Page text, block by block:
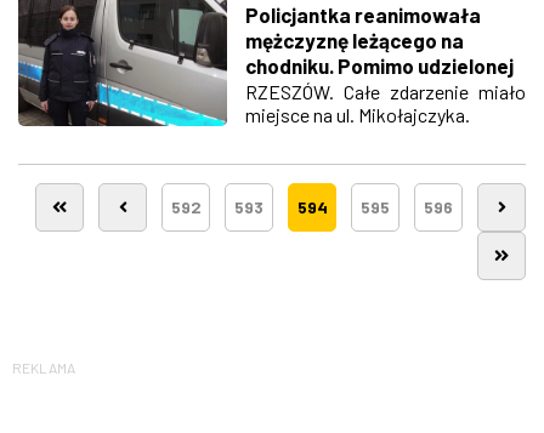
Policjantka reanimowała
mężczyznę leżącego na
chodniku. Pomimo udzielonej
pomocy, zmarł
RZESZÓW. Całe zdarzenie miało
miejsce na ul. Mikołajczyka.
592 593 594 595 596
REKLAMA